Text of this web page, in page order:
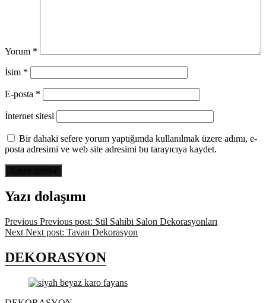
Yorum *
İsim *
E-posta *
İnternet sitesi
Bir dahaki sefere yorum yaptığımda kullanılmak üzere adımı, e-
posta adresimi ve web site adresimi bu tarayıcıya kaydet.
Yazı dolaşımı
Previous Previous post: Stil Sahibi Salon Dekorasyonları
Next Next post: Tavan Dekorasyon
DEKORASYON